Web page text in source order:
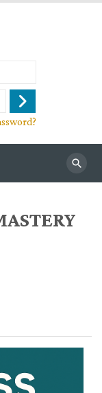
Log
in
Search